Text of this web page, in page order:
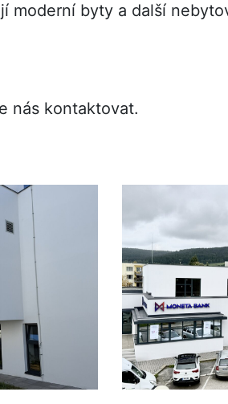
moderní byty a další
nás kontaktovat.